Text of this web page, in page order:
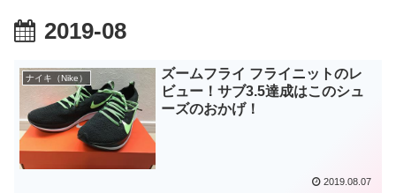
2019-08
ナイキ（Nike）
ズームフライ フライニットのレ
ビュー！サブ3.5達成はこのシュ
ーズのおかげ！
2019.08.07